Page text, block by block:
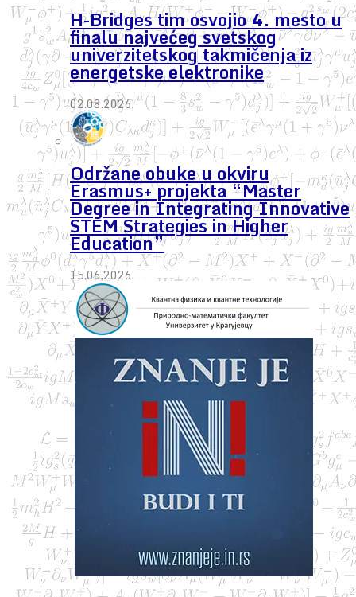
H-Bridges tim osvojio 4. mesto u
finalu najvećeg svetskog
univerzitetskog takmičenja iz
energetske elektronike
02.08.2026.
Održane obuke u okviru
Erasmus+ projekta “Master
Degree in Integrating Innovative
STEM Strategies in Higher
Education”
15.06.2026.